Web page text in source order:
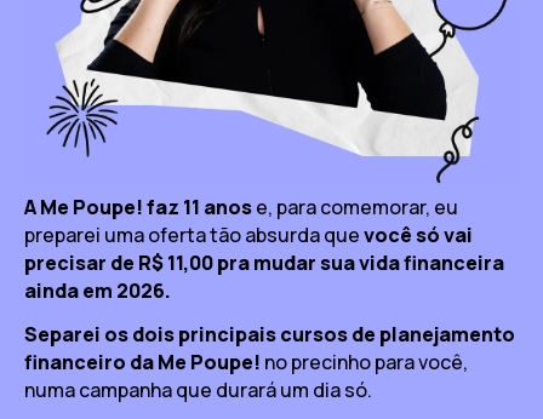
A Me Poupe! faz 11 anose, para comemorar, eu
preparei uma oferta tão absurda quevocê só vai
precisar de R$ 11,00 pra mudar sua vida financeira
ainda em 2026.
Separei os dois principais cursos de planejamento
financeiro da Me Poupe! no precinho para você,
numa campanha que durará um dia só.